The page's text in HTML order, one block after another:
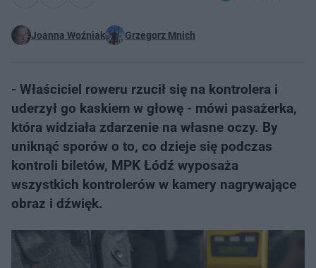
Joanna Woźniak Grzegorz Mnich
- Właściciel roweru rzucił się na kontrolera i
uderzył go kaskiem w głowę - mówi pasażerka,
która widziała zdarzenie na własne oczy. By
uniknąć sporów o to, co dzieje się podczas
kontroli biletów, MPK Łódź wyposaża
wszystkich kontrolerów w kamery nagrywające
obraz i dźwięk.